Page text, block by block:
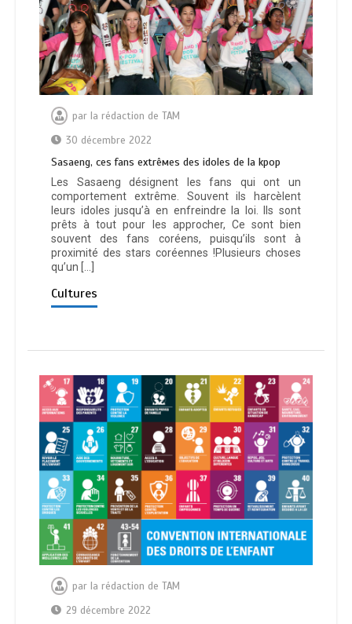
par la rédaction de TAM
30 décembre 2022
Ѕаѕаеng, сеѕ fаnѕ ехtrêмеѕ dеѕ іdоlеѕ dе lа kрор
Les Sasaeng désignent les fans qui ont un
comportement extrême. Souvent ils harcèlent
leurs idoles jusqu’à en enfreindre la loi. Ils sont
prêts à tout pour les approcher, Ce sont bien
souvent des fans coréens, puisqu’ils sont à
proximité des stars coréennes !Plusieurs choses
qu’un […]
Cultures
par la rédaction de TAM
29 décembre 2022